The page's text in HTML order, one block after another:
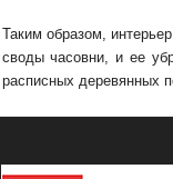
Таким образом,
своды часовни, и ее
расписных деревянных